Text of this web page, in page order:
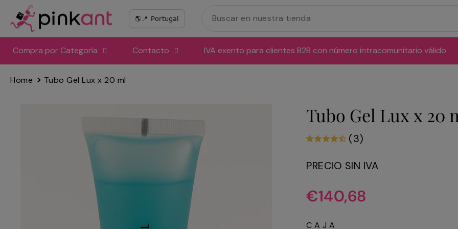
directamente
al
contenido
Compra por Categoría Contacto IVA exento para clientes B2B con número intracomunitario válido
Home Tubo Gel Lux x 20 ml
Tubo Gel Lux x 20
(3)
PRECIO SIN IVA
Precio
habitual
€140,68
CAJA